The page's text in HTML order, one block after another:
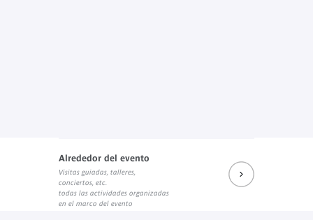
Alrededor del evento
Visitas guiadas, talleres,
conciertos, etc.
todas las actividades organizadas
en el marco del evento